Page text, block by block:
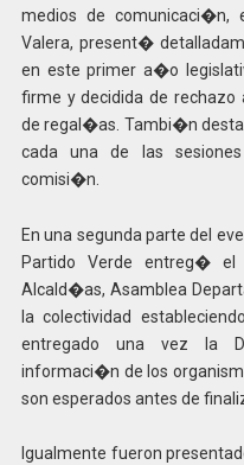
medios de comunicaci�n,
Valera, present�
en este primer a�o
firme y decidida de rechazo
de regal�as. Tambi�n
cada una de las
comisi�n.
En una segunda parte del
Partido Verde entreg�
Alcald�as, Asamblea
la colectividad
entregado una vez la
informaci�n de los
son esperados antes de
Igualmente fueron